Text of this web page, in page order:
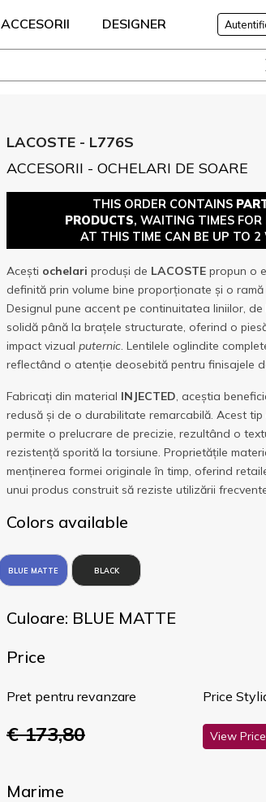
ACCESORII DESIGNER
LACOSTE - L776S
ACCESORII - OCHELARI DE SOARE
THIS ORDER CONTAINS
PRODUCTS, WAITING TIMES FOR
AT THIS TIME CAN BE UP TO 2
Acești ochelari produși de LACOSTE propun o
definită prin volume bine proporționate și o
Designul pune accent pe continuitatea liniilor,
solidă până la brațele structurate, oferind o
impact vizual puternic. Lentilele oglindite
reflectând o atenție deosebită pentru finisajele
Fabricați din material INJECTED, aceștia
redusă și de o durabilitate remarcabilă. Acest
permite o prelucrare de precizie, rezultând o
rezistență sporită la torsiune. Proprietățile
menținerea formei originale în timp, oferind
unui produs construit să reziste utilizării
Colors available
BLUE MATTE BLACK
Culoare: BLUE MATTE
Price
Pret pentru revanzare
€ 173,80
Price
View Price
Marime